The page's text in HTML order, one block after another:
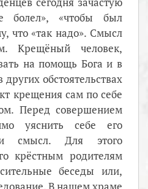
болел», «чтобы был
что «так надо». Смысл
Крещёный человек,
на помощь Бога и в
обстоятельствах
крещения сам по себе
Перед совершением
уяснить себе его
смысл. Для этого
крёстным родителям
беседы или,
В нашем храме